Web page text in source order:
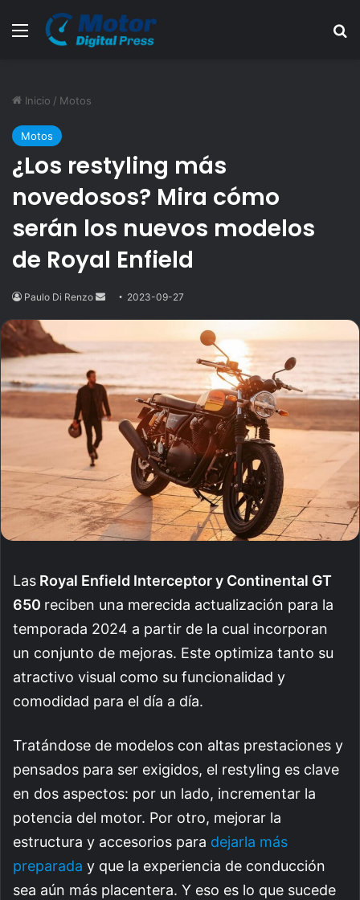
Menú
Inicio / Motos
Motos
¿Los restyling más
novedosos? Mira cómo
serán los nuevos modelos
de Royal Enfield
Paulo Di Renzo
Send2023-09-27
Las Royal Enfield Interceptor y Continental GT
650 reciben una merecida actualización para la
temporada 2024 a partir de la cual incorporan
un conjunto de mejoras. Este optimiza tanto su
atractivo visual como su funcionalidad y
comodidad para el día a día.
Tratándose de modelos con altas prestaciones y
pensados para ser exigidos, el restyling es clave
en dos aspectos: por un lado, incrementar la
potencia del motor. Por otro, mejorar la
estructura y accesorios para dejarla más
preparada y que la experiencia de conducción
sea aún más placentera. Y eso es lo que sucede